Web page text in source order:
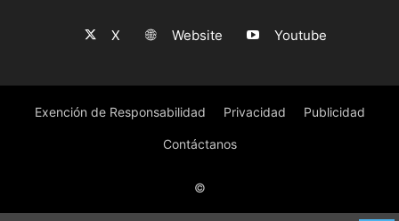
X Website Youtube
Exención de Responsabilidad Privacidad Publicidad
Contáctanos
©